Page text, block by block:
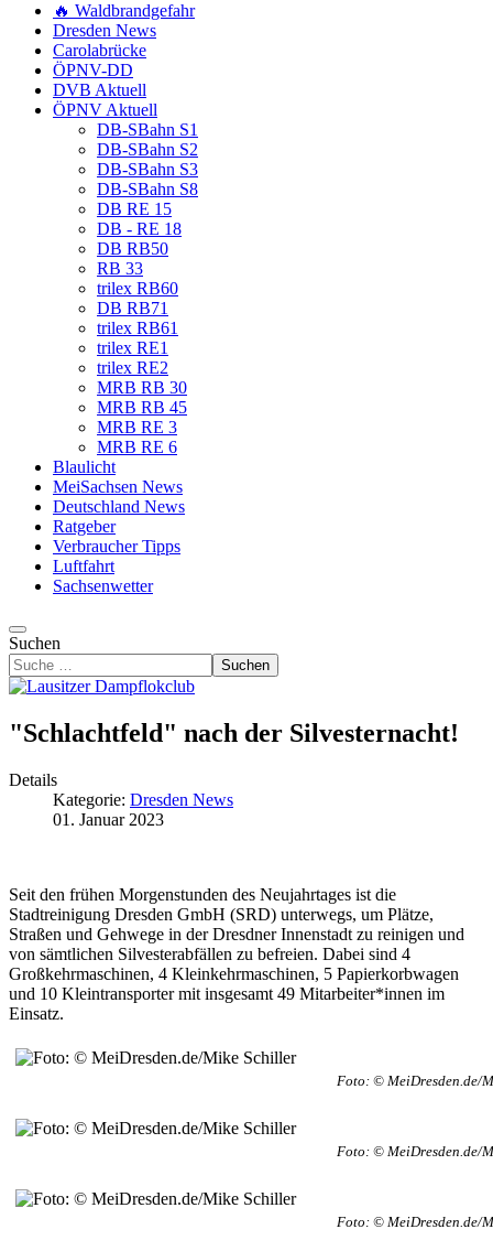
🔥 Waldbrandgefahr
Dresden News
Carolabrücke
ÖPNV-DD
DVB Aktuell
ÖPNV Aktuell
DB-SBahn S1
DB-SBahn S2
DB-SBahn S3
DB-SBahn S8
DB RE 15
DB - RE 18
DB RB50
RB 33
trilex RB60
DB RB71
trilex RB61
trilex RE1
trilex RE2
MRB RB 30
MRB RB 45
MRB RE 3
MRB RE 6
Blaulicht
MeiSachsen News
Deutschland News
Ratgeber
Verbraucher Tipps
Luftfahrt
Sachsenwetter
Suchen
Suchen
"Schlachtfeld" nach der Silvesternacht!
Details
Kategorie: Dresden News
01. Januar 2023
Seit den frühen Morgenstunden des Neujahrtages ist die
Stadtreinigung Dresden GmbH (SRD) unterwegs, um Plätze,
Straßen und Gehwege in der Dresdner Innenstadt zu reinigen und
von sämtlichen Silvesterabfällen zu befreien. Dabei sind 4
Großkehrmaschinen, 4 Kleinkehrmaschinen, 5 Papierkorbwagen
und 10 Kleintransporter mit insgesamt 49 Mitarbeiter*innen im
Einsatz.
Foto: © MeiDresden.de/
Foto: © MeiDresden.de/
Foto: © MeiDresden.de/